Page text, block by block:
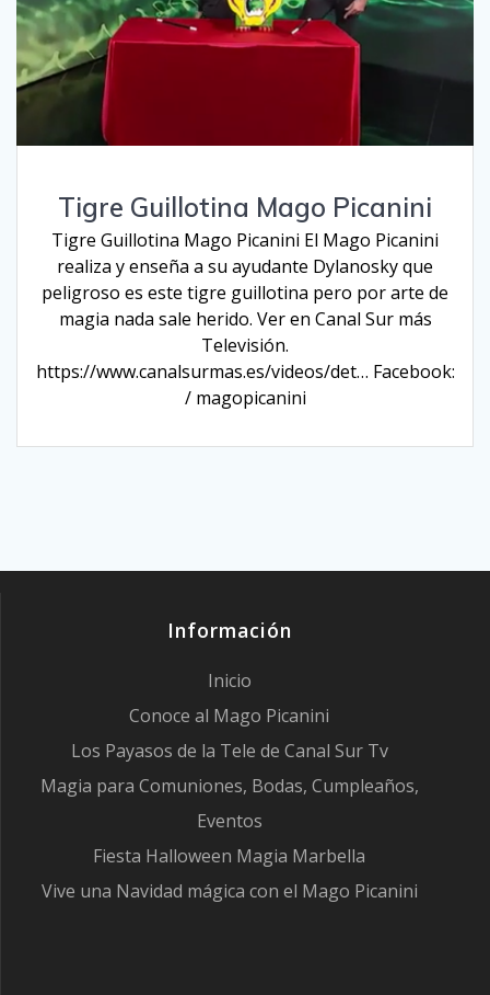
Tigre Guillotina Mago Picanini
Tigre Guillotina Mago Picanini El Mago Picanini
realiza y enseña a su ayudante Dylanosky que
peligroso es este tigre guillotina pero por arte de
magia nada sale herido. Ver en Canal Sur más
Televisión.
https://www.canalsurmas.es/videos/det… Facebook:
/ magopicanini
Información
Inicio
Conoce al Mago Picanini
Los Payasos de la Tele de Canal Sur Tv
Magia para Comuniones, Bodas, Cumpleaños,
Eventos
Fiesta Halloween Magia Marbella
Vive una Navidad mágica con el Mago Picanini